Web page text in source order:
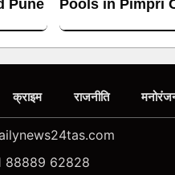
Pune
Pools in Pimpri
क्राइम राजनीति
88889 62828